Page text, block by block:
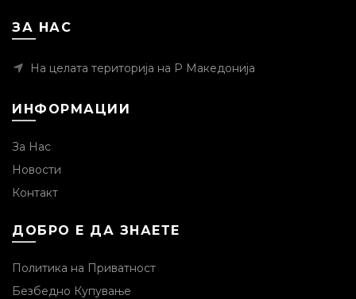
ЗА НАС
На целата територија на Р Македонија
ИНФОРМАЦИИ
За Нас
Новости
Контакт
ДОБРО Е ДА ЗНАЕТЕ
Политика на Приватност
Безбедно Купување